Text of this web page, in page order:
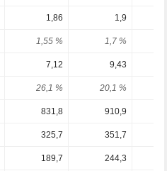
1,86 1,9
1,55 % 1,7 %
7,12 9,43
26,1 % 20,1 %
831,8 910,9
325,7 351,7
189,7 244,3